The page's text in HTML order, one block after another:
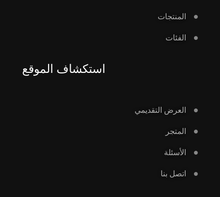
المنتجات
الفئات
استكشاف الموقع
العرض التقديمي
المتجر
الأسئلة
اتصل بنا